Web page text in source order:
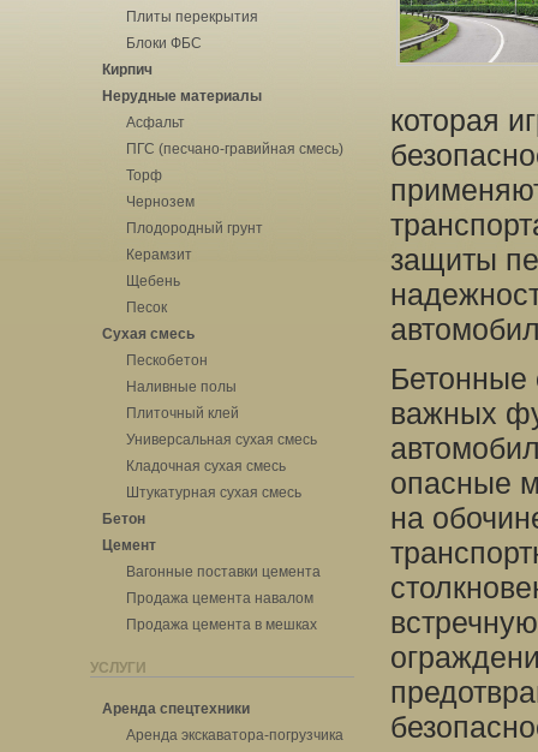
Плиты перекрытия
Блоки ФБС
Кирпич
Нерудные материалы
Асфальт
ПГС (песчано-гравийная смесь)
Торф
Чернозем
Плодородный грунт
Керамзит
Щебень
Песок
Сухая смесь
Пескобетон
Наливные полы
Плиточный клей
Универсальная сухая смесь
Кладочная сухая смесь
Штукатурная сухая смесь
Бетон
Цемент
Вагонные поставки цемента
Продажа цемента навалом
Продажа цемента в мешках
УСЛУГИ
Аренда спецтехники
Аренда экскаватора-погрузчика
которая
защиты
Бетонные
важных
опасные
на